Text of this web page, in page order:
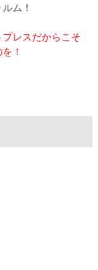
ム！
レスだからこそ
！